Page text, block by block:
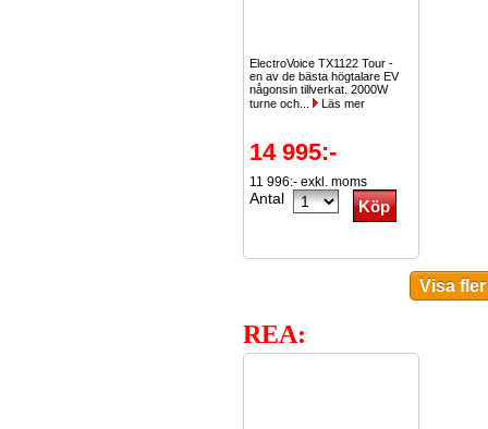
ElectroVoice TX1122 Tour -
en av de bästa högtalare EV
någonsin tillverkat. 2000W
turne och...
Läs mer
14 995:-
11 996:- exkl. moms
Antal
REA: